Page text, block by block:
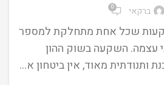
ברקאי 0
שכל אחת מתחלקת למספר
עצמה. השקעה בשוק ההון
ותנודתית מאוד, אין ביטחון א...